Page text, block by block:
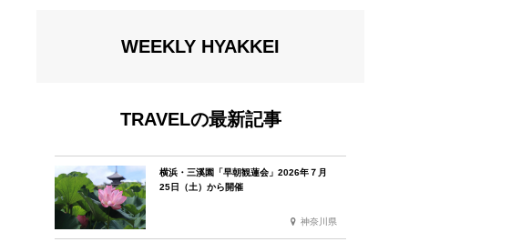
WEEKLY HYAKKEI
TRAVELの最新記事
横浜・三溪園「早朝観蓮会」2026年７月
25日（土）から開催
神奈川県